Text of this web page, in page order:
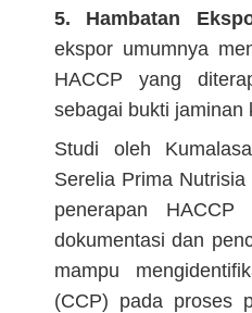
5. Hambatan
ekspor umumnya
HACCP yang
sebagai bukti jaminan
Studi oleh
Serelia Prima
penerapan
dokumentasi dan
mampu
(CCP) pada proses